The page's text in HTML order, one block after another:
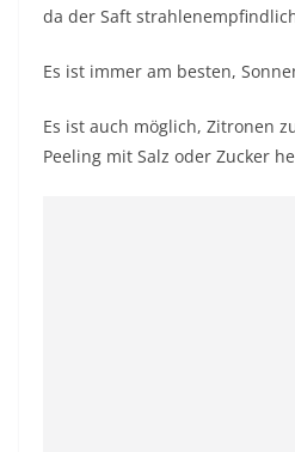
da der Saft
Es ist immer am besten,
Es ist auch möglich, Zitronen
Peeling mit Salz oder Zucker